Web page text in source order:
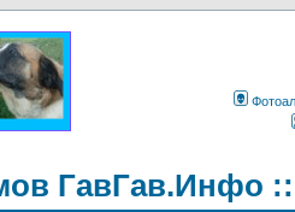
ГавГав.Инфо